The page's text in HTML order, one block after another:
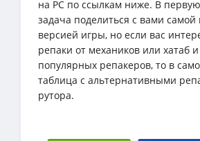
на PC по ссылкам ниже. В
задача поделиться с вами самой
версией игры, но если вас
репаки от механиков или хатаб
популярных репакеров, то в
таблица с альтернативными
рутора.